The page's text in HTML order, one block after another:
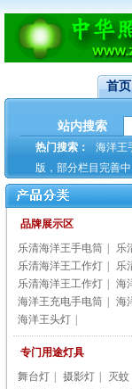
首页
站内搜索
热门搜索： 海洋王
版，部分栏目完善中
品牌展示区
乐清海洋王手电筒
乐
乐清海洋王工作灯
乐
乐清海洋王工作灯
海
海洋王充电手电筒
海
海洋王头灯
专门用途灯具
舞台灯
摄影灯 灭蚊